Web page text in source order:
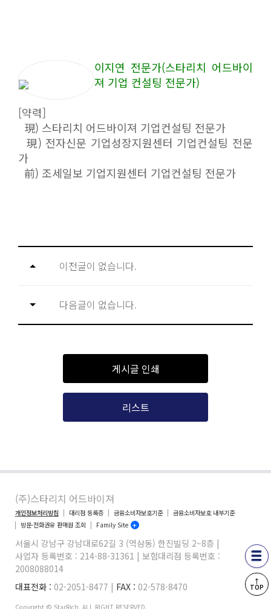
이지연 전문가(스타리치 어드바이
져 기업 컨설팅 전문가)
[약력]
現) 스타리치 어드바이져 기업컨설팅 전문가
現) 전자신문 기업성장지원센터 기업컨설팅 전문
가
前) 조세일보 기업지원센터 기업컨설팅 전문가
이전글이 없습니다.
다음글이 없습니다.
게시글 인쇄
리스트
(주)스타리치 어드바이져
개인정보처리방침 대리점 등록증 금융소비자보호기준
금융소비자보호 내부기준
방문·전화권유 판매원 조회
Family Site
서울시 강남구 강남대로62길 3 (역삼동) 한진빌딩 2~8층 |
사업자 등록번호 : 214-88-31361 | 보험대리점 등록번호 :
2008088014
대표전화 : 02-2051-8477 | FAX : 02-578-8470
Copyright © StarRich. ALL RIGHT RESERVED.
↑
TOP